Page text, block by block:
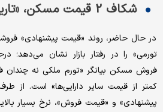
شکاف 2 قیمت مسکن، «تاریخی» شد
در حال حاضر، روند «قیمت پیشنهادی»
تورمی» را در رفتار بازار نشان می‌دهد؛
فروش مسکن بیانگر «تورم ملکی نه چندان
کمتر از قیمت سایر دارایی‌ها» است. از
پیشنهادی» و «قیمت فروش»، نرخ بسیار